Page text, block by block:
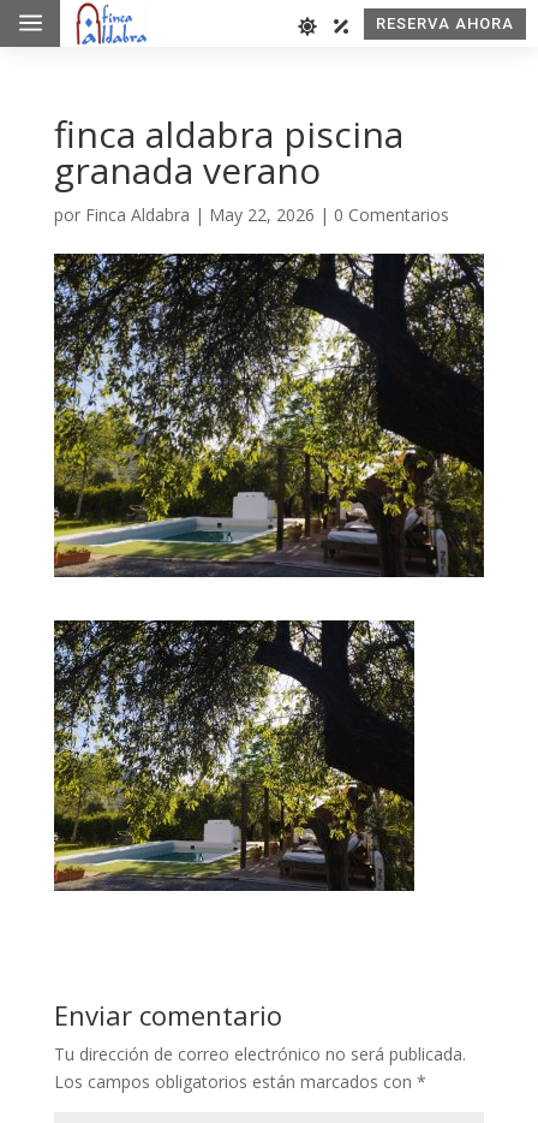
a RESERVA AHORA
finca aldabra piscina
granada verano
por Finca Aldabra | May 22, 2026 | 0 Comentarios
Enviar comentario
Tu dirección de correo electrónico no será publicada.
Los campos obligatorios están marcados con *